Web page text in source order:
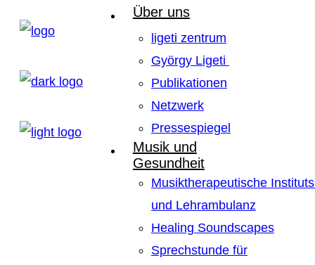
Über uns
ligeti zentrum
György Ligeti
Publikationen
Netzwerk
Pressespiegel
Musik und
Gesundheit
Musiktherapeutische
und Lehrambulanz
Healing Soundscapes
Sprechstunde für